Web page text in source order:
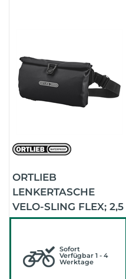
ORTLIEB
LENKERTASCHE
VELO-SLING FLEX; 2,5
LITER (BLACK)
Sofort
Verfügbar 1 - 4
Werktage